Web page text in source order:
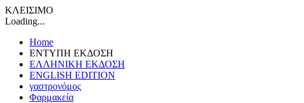
ΚΛΕΙΣΙΜΟ
Loading...
Home
ΕΝΤΥΠΗ ΕΚΔΟΣΗ
ΕΛΛΗΝΙΚΗ ΕΚΔΟΣΗ
ENGLISH EDITION
γαστρονόμος
Φαρμακεία